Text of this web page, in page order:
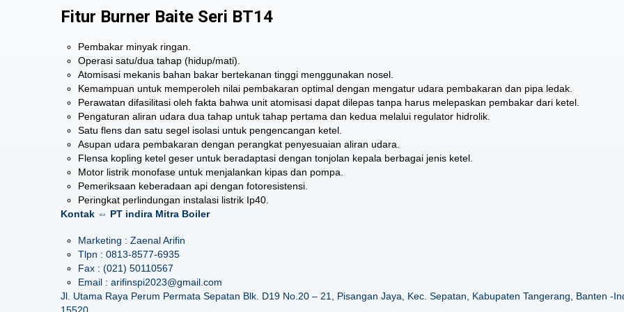
Fitur Burner Baite Seri BT14
Pembakar minyak ringan.
Operasi satu/dua tahap (hidup/mati).
Atomisasi mekanis bahan bakar bertekanan tinggi menggunakan nosel.
Kemampuan untuk memperoleh nilai pembakaran optimal dengan mengatur udara pembakaran dan pipa ledak.
Perawatan difasilitasi oleh fakta bahwa unit atomisasi dapat dilepas tanpa harus melepaskan pembakar dari ketel.
Pengaturan aliran udara dua tahap untuk tahap pertama dan kedua melalui regulator hidrolik.
Satu flens dan satu segel isolasi untuk pengencangan ketel.
Asupan udara pembakaran dengan perangkat penyesuaian aliran udara.
Flensa kopling ketel geser untuk beradaptasi dengan tonjolan kepala berbagai jenis ketel.
Motor listrik monofase untuk menjalankan kipas dan pompa.
Pemeriksaan keberadaan api dengan fotoresistensi.
Peringkat perlindungan instalasi listrik Ip40.
Kontak ⇔ PT indira Mitra Boiler
Marketing : Zaenal Arifin
Tlpn : 0813-8577-6935
Fax : (021) 50110567
Email : arifinspi2023@gmail.com
Jl. Utama Raya Perum Permata Sepatan Blk. D19 No.20 – 21, Pisangan Jaya, Kec. Sepatan, Kabupaten Tangerang, Banten -
15520